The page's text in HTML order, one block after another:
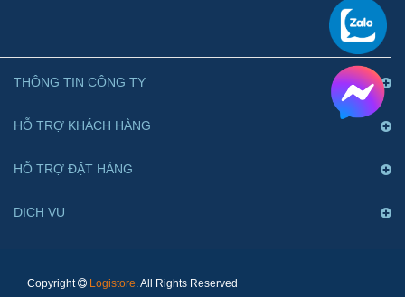
THÔNG TIN CÔNG TY
HỖ TRỢ KHÁCH HÀNG
HỖ TRỢ ĐẶT HÀNG
DỊCH VỤ
Copyright Logistore. All Rights Reserved